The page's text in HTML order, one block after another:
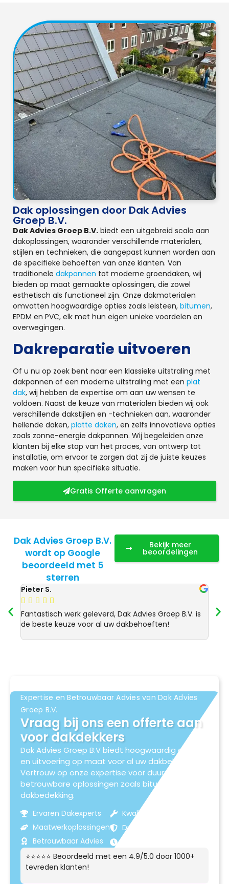
Dak oplossingen door Dak Advies
Groep B.V.
Dak Advies Groep B.V. biedt een uitgebreid scala aan
dakoplossingen, waaronder verschillende materialen,
stijlen en technieken, die aangepast kunnen worden aan
de specifieke behoeften van onze klanten. Van
traditionele dakpannen tot moderne groendaken, wij
bieden op maat gemaakte oplossingen, die zowel
esthetisch als functioneel zijn. Onze dakmaterialen
omvatten hoogwaardige opties zoals leisteen, bitumen,
EPDM en PVC, elk met hun eigen unieke voordelen en
overwegingen.
Dakreparatie uitvoeren
Of u nu op zoek bent naar een klassieke uitstraling met
dakpannen of een moderne uitstraling met een plat
dak, wij hebben de expertise om aan uw wensen te
voldoen. Naast de keuze van materialen bieden wij ook
verschillende dakstijlen en -technieken aan, waaronder
hellende daken, platte daken, en zelfs innovatieve opties
zoals zonne-energie dakpannen. Wij begeleiden onze
klanten bij elke stap van het proces, van ontwerp tot
installatie, om ervoor te zorgen dat zij de juiste keuzes
maken voor hun specifieke situatie.
Gratis Offerte aanvragen
Dak Advies Groep B.V.
wordt op Google
beoordeeld met 5
sterren
Bekijk meer
beoordelingen
Pieter S.
    
Fantastisch werk geleverd, Dak Advies Groep B.V. is
de beste keuze voor al uw dakbehoeften!
Expertise en Betrouwbaar Advies van Dak Advies
Groep B.V.
Vraag bij ons een offerte aan
voor dakdekkers
Dak Advies Groep B.V biedt hoogwaardig advies
en uitvoering op maat voor al uw dakbehoeften.
Vertrouw op onze expertise voor duurzame en
betrouwbare oplossingen zoals bitumen
dakbedekking.
Ervaren Dakexperts
Maatwerkoplossingen
Betrouwbaar Advies
Kwaliteitsmaterialen
Duurzame Resultaten
⭐⭐⭐⭐⭐ Beoordeeld met een 4.9/5.0 door 1000+
tevreden klanten!